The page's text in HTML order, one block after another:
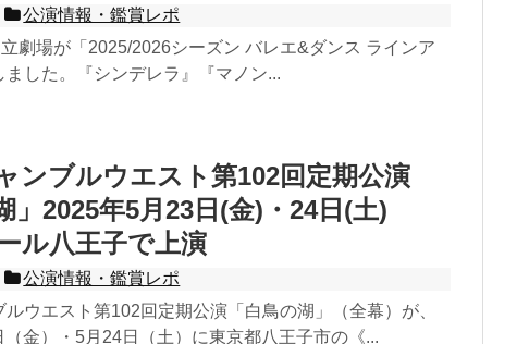
公演情報・鑑賞レポ
劇場が「2025/2026シーズン バレエ&ダンス ラインア
ました。『シンデレラ』『マノン...
ンブルウエスト第102回定期公演
」2025年5月23日(金)・24日(土)
ル八王子で上演
公演情報・鑑賞レポ
ウエスト第102回定期公演「白鳥の湖」（全幕）が、
金）・5月24日（土）に東京都八王子市の《...